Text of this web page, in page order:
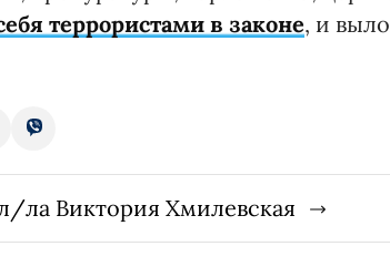
террористами в законе, и
ла Виктория Хмилевская